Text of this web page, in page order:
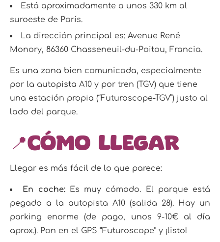
Está aproximadamente a unos 330 km al
suroeste de París.
La dirección principal es: Avenue René
Monory, 86360 Chasseneuil-du-Poitou, Francia.
Es una zona bien comunicada, especialmente
por la autopista A10 y por tren (TGV) que tiene
una estación propia (“Futuroscope-TGV”) justo al
lado del parque.
📍Cómo llegar
Llegar es más fácil de lo que parece:
En coche:Es muy cómodo. El parque está
pegado a la autopista A10 (salida 28). Hay un
parking enorme (de pago, unos 9-10€ al día
aprox.). Pon en el GPS “Futuroscope” y ¡listo!